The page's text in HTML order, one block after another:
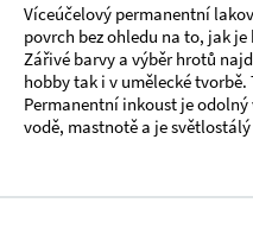
Víceúčelový permanentní
povrch bez ohledu na to, jak
Zářivé barvy a výběr hrotů
hobby tak i v umělecké
Permanentní inkoust je odolný
vodě, mastnotě a je